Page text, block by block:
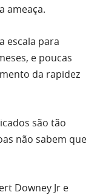
ameaça.
escala para
e poucas
da rapidez
são tão
não sabem que
Downey Jr e